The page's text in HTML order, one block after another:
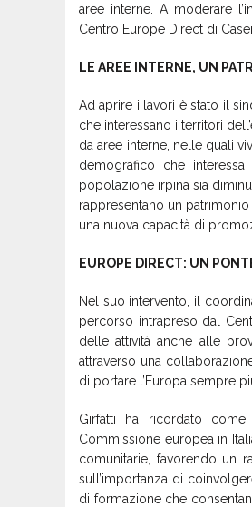
aree interne. A moderare
Centro Europe Direct di
LE AREE INTERNE, UN
Ad aprire i lavori è stato il
che interessano i territori
da aree interne, nelle quali
demografico che
popolazione irpina sia
rappresentano un
una nuova capacità di
EUROPE DIRECT: UN
Nel suo intervento, il
percorso intrapreso dal
delle attività anche alle
attraverso una
di portare l’Europa sempre
Girfatti ha ricordato come
Commissione europea in
comunitarie, favorendo un
sull’importanza di
di formazione che